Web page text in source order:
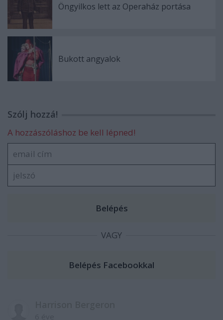
Öngyilkos lett az Operaház portása
Bukott angyalok
Szólj hozzá!
A hozzászóláshoz be kell lépned!
VAGY